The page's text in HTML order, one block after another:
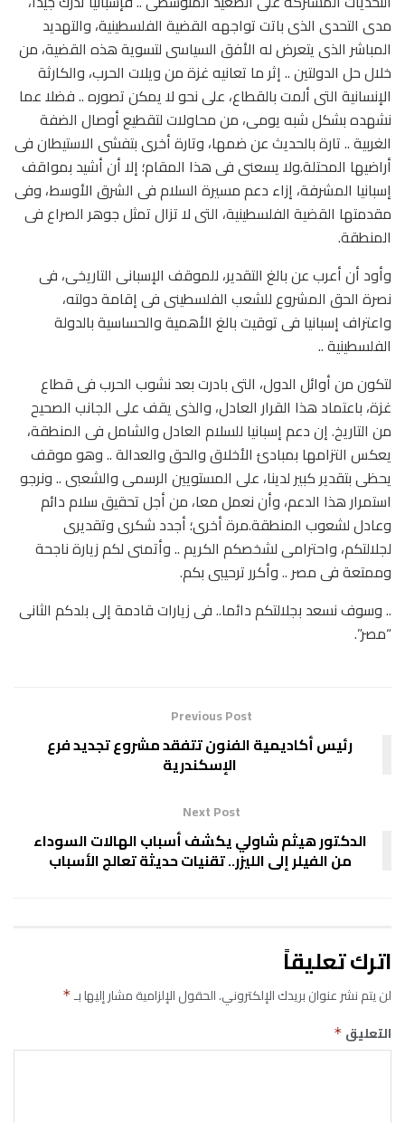
مدى التحدى الذى باتت تواجهه القضية الفلسطينية، والتهديد
المباشر الذى يتعرض له الأفق السياسى لتسوية هذه القضية، من
خلال حل الدولتين .. إثر ما تعانيه غزة من ويلات الحرب، والكارثة
الإنسانية التى ألمت بالقطاع، على نحو لا يمكن تصوره .. فضلا عما
نشهده بشكل شبه يومى، من محاولات لتقطيع أوصال الضفة
الغربية .. تارة بالحديث عن ضمها، وتارة أخرى بتفشى الاستيطان فى
أراضيها المحتلة.ولا يسعنى فى هذا المقام؛ إلا أن أشيد بمواقف
إسبانيا المشرفة، إزاء دعم مسيرة السلام فى الشرق الأوسط، وفى
مقدمتها القضية الفلسطينية، التى لا تزال تمثل جوهر الصراع فى
المنطقة.
وأود أن أعرب عن بالغ التقدير، للموقف الإسبانى التاريخى، فى
نصرة الحق المشروع للشعب الفلسطينى فى إقامة دولته،
واعتراف إسبانيا فى توقيت بالغ الأهمية والحساسية بالدولة
الفلسطينية ..
لتكون من أوائل الدول، التى بادرت بعد نشوب الحرب فى قطاع
غزة، باعتماد هذا القرار العادل، والذى يقف على الجانب الصحيح
من التاريخ. إن دعم إسبانيا للسلام العادل والشامل فى المنطقة،
يعكس التزامها بمبادئ الأخلاق والحق والعدالة .. وهو موقف
يحظى بتقدير كبير لدينا، على المستويين الرسمى والشعبى .. ونرجو
استمرار هذا الدعم، وأن نعمل معا، من أجل تحقيق سلام دائم
وعادل لشعوب المنطقة.مرة أخرى؛ أجدد شكرى وتقديرى
لجلالتكم، واحترامى لشخصكم الكريم .. وأتمنى لكم زيارة ناجحة
وممتعة فى مصر .. وأكرر ترحيبى بكم.
.. وسوف نسعد بجلالتكم دائما.. فى زيارات قادمة إلى بلدكم الثانى
“مصر”.
Previous Post
رئيس أكاديمية الفنون تتفقد مشروع تجديد فرع
الإسكندرية
Next Post
الدكتور هيثم شاولي يكشف أسباب الهالات السوداء
من الفيلر إلى الليزر.. تقنيات حديثة تعالج الأسباب
اترك تعليقاً
لن يتم نشر عنوان بريدك الإلكتروني.الحقول الإلزامية مشار إليها بـ*
التعليق *